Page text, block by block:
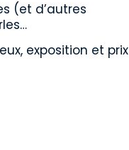
(et d’autres
exposition et prix